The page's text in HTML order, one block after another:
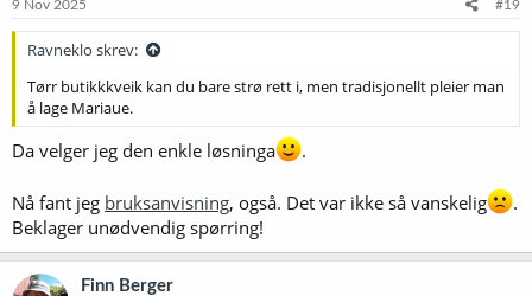
9 Nov 2025 #19
Ravneklo skrev:
Tørr butikkkveik kan du bare strø rett i, men tradisjonellt pleier man
å lage Mariaue.
Da velger jeg den enkle løsninga .
Nå fant jeg bruksanvisning, også. Det var ikke så vanskelig
.
Beklager unødvendig spørring!
Finn Berger